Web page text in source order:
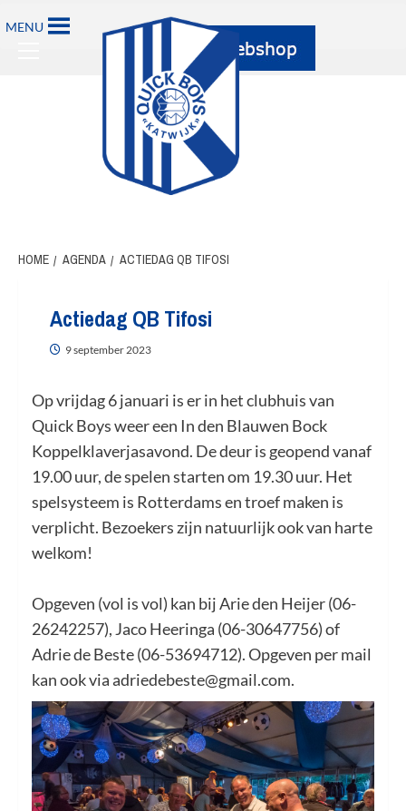
naar
MENU
Primary
HOME AGENDA ACTIEDAG QB TIFOSI
Actiedag QB Tifosi
9 september 2023
Op vrijdag 6 januari is er in het clubhuis van
Quick Boys weer een In den Blauwen Bock
Koppelklaverjasavond. De deur is geopend vanaf
19.00 uur, de spelen starten om 19.30 uur. Het
spelsysteem is Rotterdams en troef maken is
verplicht. Bezoekers zijn natuurlijk ook van harte
welkom!
Opgeven (vol is vol) kan bij Arie den Heijer (06-
26242257), Jaco Heeringa (06-30647756) of
Adrie de Beste (06-53694712). Opgeven per mail
kan ook via adriedebeste@gmail.com.